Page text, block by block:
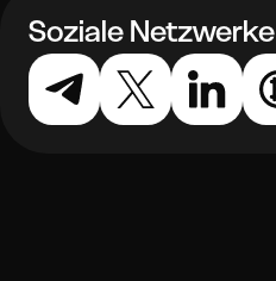
Soziale Netzwerke